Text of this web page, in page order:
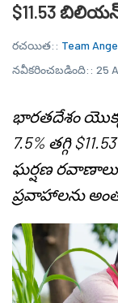
$11.53
రచయిత:: Team
నవీకరించబడింది:: 25
భారతదేశం
7.5% తగ్గి
ఘర్షణ
ప్రవాహాలను